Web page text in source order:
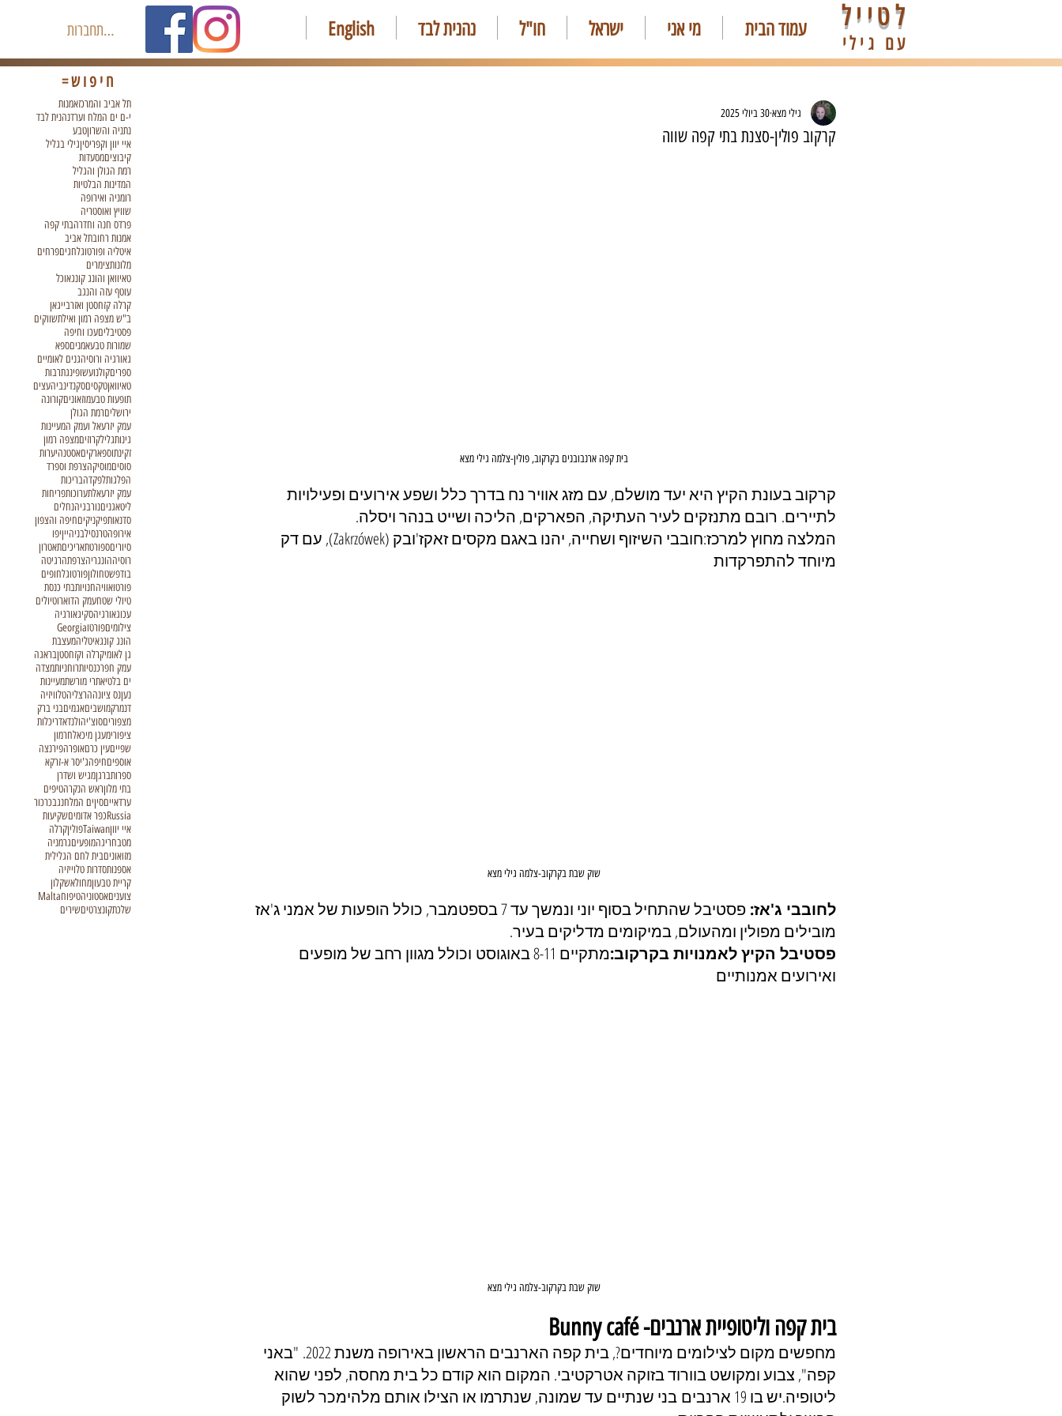
להתחברות עמוד הבית מי אני ישראל חו"ל נהנית לבד English לטייל
עם גילי
חיפוש=
תל אביב והמרכזאמנות
י-ם ים המלח וערדנהנית לבד
נתניה והשרוןטבע
איי יוון וקפריסיןגילי בגליל
קיבוציםמסעדות
רמת הגולן והגליל
המדינות הבלטיות
רומניה ואירופה
שוויץ ואוסטריה
פרדס חנה וחדרהבתי קפה
אמנות רחובתל אביב
איטליה ופורטוגלחגיםפרחים
מלונותצימרים
טאיוואן והונג קונגאוכל
עוטף עזה והנגב
קרלה קזחסטן ואזרבייגאן
ב"ש מצפה רמון ואילתשווקים
פסטיבליםעכו וחיפה
שמורות טבעאמניםספא
גאורגיה ורוסיהגנים לאומיים
ספריםקולנועשופינגתרבות
טאיוואןטקסיםסקנדינביהעצים
תופעות טבעמוזאוניםקורונה
ירושליםרמת הגולן
עמק יזרעאל ועמק המעיינות
גינותגלילקרוזיםמצפה רמון
זקינתוספארקיםאסטנהיערות
סוסיםמוסיקהצרפת וספרד
הפלגותלפקדהבריכות
עמק יזרעאלתערוכותפריחות
ליטאגניםנורבגיהנחלים
סדנאותפיקניקיםחיפה והצפון
אירופהטרנסילבניהייןיפו
סיוריםספורטתאריכיםתאטרון
רוסיההונגריהצרפתהרגיטה
בודפשטחולוןפורטוגלחופים
פורטואוויהחנויותבתי כנסת
טיולי שטחעמק הדוארוטיולים
עכוגאורגיהסקיגאורגיה
צילומיםפורטוGeorgia
הונג קונגאיטליהמעצבת
גן לאומיקרלה וקזחסטןבראגה
עמק חפרכנסיותרוחניותמצדה
ים בלטיאתרי מורשתמעיינות
נעןנס ציונההרצליהטלוויזיה
דנמרקמושביםאגמיםבני ברק
מצפוריםסוצ'יהולנדאדריכלות
ציפורימעגן מיכאלחרמון
שפייםעין כרםאופרהפירנצה
אוספיםחיפהג'יסר א-זרקא
ספרותברגןמגיש ושדרן
בתי מלוןראש הנקרהטיפים
ערדאייםסיןים המלחנגבכרכור
Russiaכפר אדומיםשקיעות
איי יווןTaiwanפוליןקרלה
מטבחריגהמופעיםגרמניה
מזואוניםבית לחם הגלילית
אספנותסדרות טלוייזיה
קריית טבעוןמחולאשקלון
צועניםאסטוניהטיפוחMalta
שלכתקונצרטיםשירים
קרקוב פולין-סצנת בתי קפה שווה
גילי מצא30 ביולי 2025
בית קפה ארנבובנים בקרקוב, פולין-צלמה גילי מצא
קרקוב בעונת הקיץ היא יעד מושלם, עם מזג אוויר נח בדרך כלל ושפע אירועים ופעילויות
לתיירים. רובם מתנזקים לעיר העתיקה, הפארקים, הליכה ושייט בנהר ויסלה.
המלצה מחוץ למרכז:חובבי השיזוף ושחייה, יהנו באגם מקסים זאקז'ובק (Zakrzówek), עם דק
מיוחד להתפרקדות
שוק שבת בקרקוב-צלמה גילי מצא
לחובבי ג'אז:
פסטיבל שהתחיל בסוף יוני ונמשך עד 7 בספטמבר, כולל הופעות של אמני ג'אז
מובילים מפולין ומהעולם, במיקומים מדליקים בעיר.
פסטיבל הקיץ לאמנויות בקרקוב:
מתקיים 8-11 באוגוסט וכולל מגוון רחב של מופעים
ואירועים אמנותיים
שוק שבת בקרקוב-צלמה גילי מצא
Bunny café -בית קפה וליטופיית ארנבים
מחפשים מקום לצילומים מיוחדים?, בית קפה הארנבים הראשון באירופה משנת 2022. "באני
קפה", צבוע ומקושט בוורוד בזוקה אטרקטיבי. המקום הוא קודם כל בית מחסה, לפני שהוא
ליטופיה.יש בו 19 ארנבים בני שנתיים עד שמונה, שנתרמו או הצילו אותם מלהימכר לשוק